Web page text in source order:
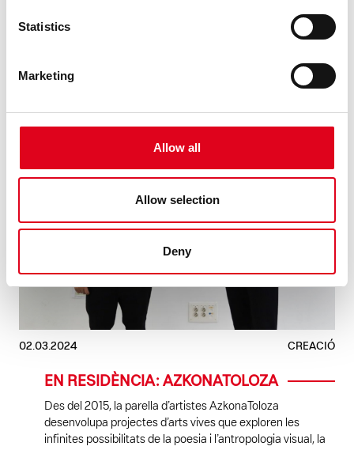
Statistics
Marketing
Allow all
Allow selection
Deny
LLEGEIX
02.03.2024 CREACIÓ
EN RESIDÈNCIA: AZKONATOLOZA
Des del 2015, la parella d’artistes AzkonaToloza
desenvolupa projectes d’arts vives que exploren les
infinites possibilitats de la poesia i l’antropologia visual, la